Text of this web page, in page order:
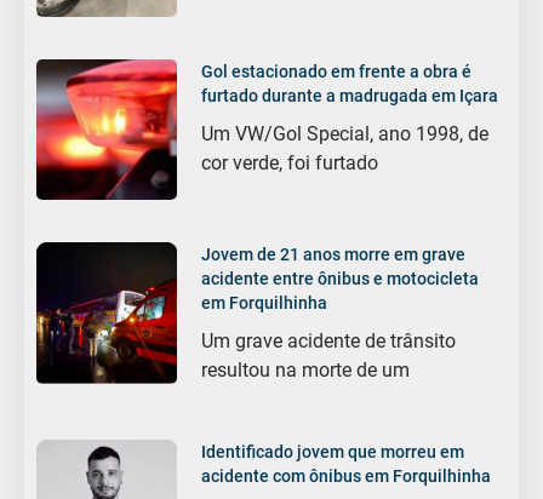
Gol estacionado em frente a obra é
furtado durante a madrugada em Içara
Um VW/Gol Special, ano 1998, de
cor verde, foi furtado
Jovem de 21 anos morre em grave
acidente entre ônibus e motocicleta
em Forquilhinha
Um grave acidente de trânsito
resultou na morte de um
Identificado jovem que morreu em
acidente com ônibus em Forquilhinha